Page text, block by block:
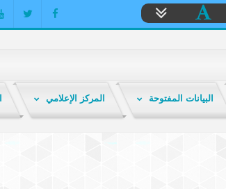
البيانات المفتوحة المركز الإعلامي